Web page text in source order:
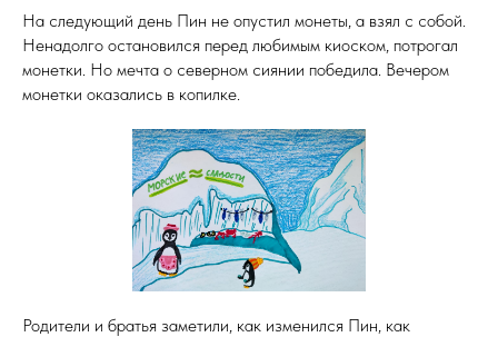
На следующий день Пин не опустил монеты, а взял с собой.
Ненадолго остановился перед любимым киоском, потрогал
монетки. Но мечта о северном сиянии победила. Вечером
монетки оказались в копилке.
Родители и братья заметили, как изменился Пин, как